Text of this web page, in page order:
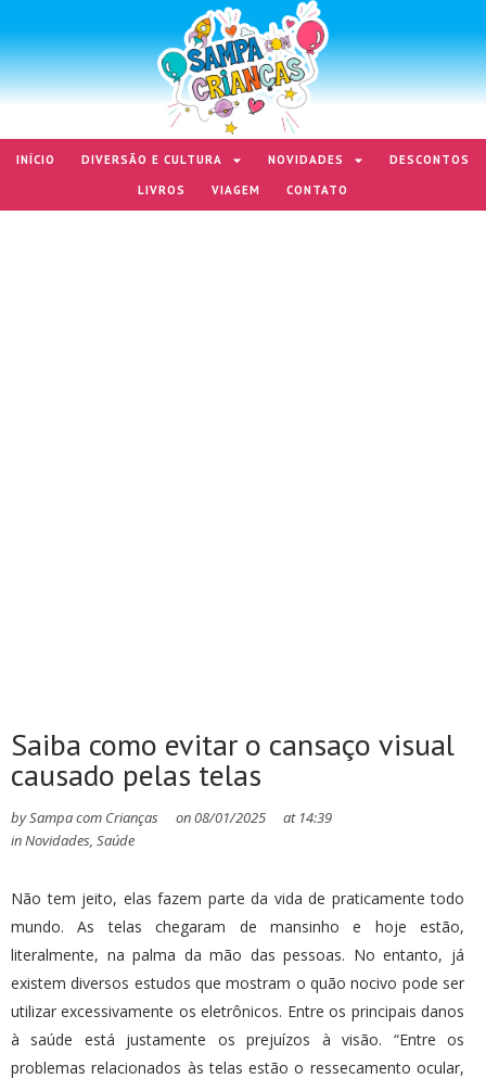
INÍCIO DIVERSÃO E CULTURA NOVIDADES
DESCONTOS
LIVROS
VIAGEM CONTATO
Saiba como evitar o cansaço visual
causado pelas telas
bySampa com Crianças on08/01/2025 at 14:39
inNovidades, Saúde
Não tem jeito, elas fazem parte da vida de praticamente todo
mundo. As telas chegaram de mansinho e hoje estão,
literalmente, na palma da mão das pessoas. No entanto, já
existem diversos estudos que mostram o quão nocivo pode ser
utilizar excessivamente os eletrônicos. Entre os principais danos
à saúde está justamente os prejuízos à visão. “Entre os
problemas relacionados às telas estão o ressecamento ocular,